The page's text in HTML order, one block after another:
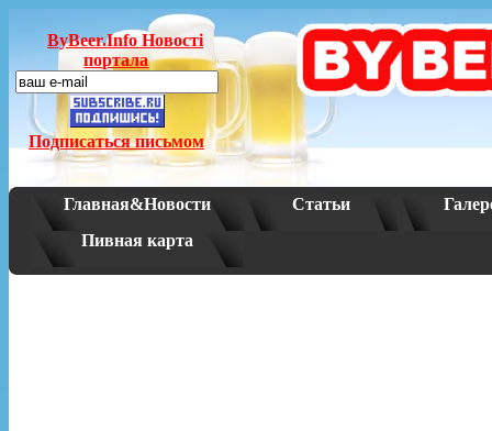
ByBeer.Info Новостi
портала
Подписаться письмом
Главная&Новости Статьи
Пивная карта